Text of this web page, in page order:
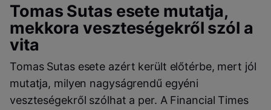
Tomas Sutas esete mutatja,
mekkora veszteségekről szól a
vita
Tomas Sutas esete azért került előtérbe, mert jól
mutatja, milyen nagyságrendű egyéni
veszteségekről szólhat a per. A Financial Times